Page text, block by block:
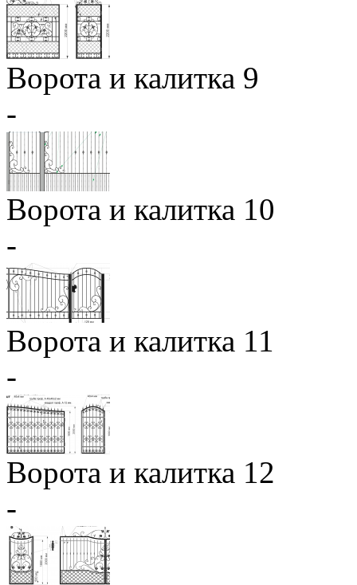
Ворота и калитка 9
-
Ворота и калитка 10
-
Ворота и калитка 11
-
Ворота и калитка 12
-